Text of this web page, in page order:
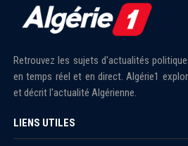
Retrouvez les sujets d'actualités
en temps réel et en direct. Algérie1
et décrit l'actualité Algérienne.
LIENS UTILES